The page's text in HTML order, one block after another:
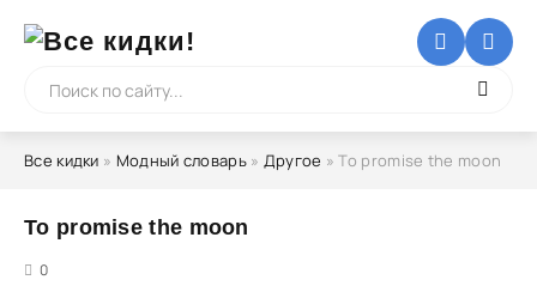
Все кидки » Модный словарь» Другое » To promise the moon
To promise the moon
0